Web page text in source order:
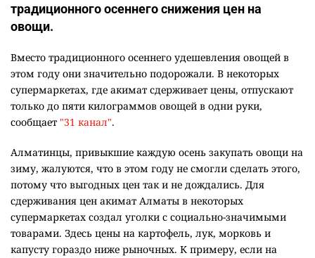
традиционного осеннего снижения цен на
овощи.
Вместо традиционного осеннего удешевления овощей в
этом году они значительно подорожали. В некоторых
супермаркетах, где акимат сдерживает цены, отпускают
только до пяти килограммов овощей в одни руки,
сообщает "31 канал".
Алматинцы, привыкшие каждую осень закупать овощи на
зиму, жалуются, что в этом году не смогли сделать этого,
потому что выгодных цен так и не дождались. Для
сдерживания цен акимат Алматы в некоторых
супермаркетах создал уголки с социально-значимыми
товарами. Здесь цены на картофель, лук, морковь и
капусту гораздо ниже рыночных. К примеру, если на